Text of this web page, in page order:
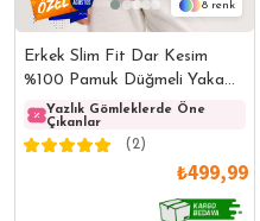
8
Erkek Slim Fit Dar Kesim
%100 Pamuk Düğmeli Yaka
Flam Keten Bordo Gömlek
Yazlık Gömleklerde Öne
Çıkanlar
(2)
₺499,99